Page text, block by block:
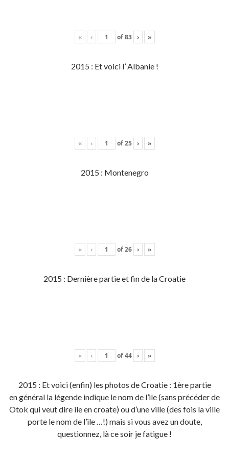
« ‹ of83 › »
2015 : Et voici l’ Albanie !
« ‹ of25 › »
2015 : Montenegro
« ‹ of26 › »
2015 : Dernière partie et fin de la Croatie
« ‹ of44 › »
2015 : Et voici (enfin) les photos de Croatie : 1ère partie
en général la légende indique le nom de l’ile (sans précéder de
Otok qui veut dire ile en croate) ou d’une ville (des fois la ville
porte le nom de l’ile …!) mais si vous avez un doute,
questionnez, là ce soir je fatigue !